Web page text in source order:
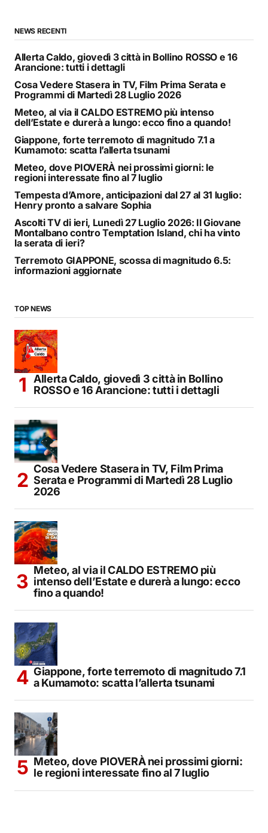
NEWS RECENTI
Allerta Caldo, giovedì 3 città in Bollino ROSSO e 16
Arancione: tutti i dettagli
Cosa Vedere Stasera in TV, Film Prima Serata e
Programmi di Martedì 28 Luglio 2026
Meteo, al via il CALDO ESTREMO più intenso
dell’Estate e durerà a lungo: ecco fino a quando!
Giappone, forte terremoto di magnitudo 7.1 a
Kumamoto: scatta l’allerta tsunami
Meteo, dove PIOVERÀ nei prossimi giorni: le
regioni interessate fino al 7 luglio
Tempesta d’Amore, anticipazioni dal 27 al 31 luglio:
Henry pronto a salvare Sophia
Ascolti TV di ieri, Lunedì 27 Luglio 2026: Il Giovane
Montalbano contro Temptation Island, chi ha vinto
la serata di ieri?
Terremoto GIAPPONE, scossa di magnitudo 6.5:
informazioni aggiornate
TOP NEWS
Allerta Caldo, giovedì 3 città in Bollino
ROSSO e 16 Arancione: tutti i dettagli
Cosa Vedere Stasera in TV, Film Prima
Serata e Programmi di Martedì 28 Luglio
2026
Meteo, al via il CALDO ESTREMO più
intenso dell’Estate e durerà a lungo: ecco
fino a quando!
Giappone, forte terremoto di magnitudo 7.1
a Kumamoto: scatta l’allerta tsunami
Meteo, dove PIOVERÀ nei prossimi giorni:
le regioni interessate fino al 7 luglio